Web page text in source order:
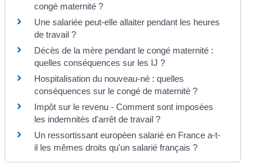
congé maternité ?
Une salariée peut-elle allaiter pendant les heures
de travail ?
Décès de la mère pendant le congé maternité :
quelles conséquences sur les IJ ?
Hospitalisation du nouveau-né : quelles
conséquences sur le congé de maternité ?
Impôt sur le revenu - Comment sont imposées
les indemnités d'arrêt de travail ?
Un ressortissant européen salarié en France a-t-
il les mêmes droits qu'un salarié français ?